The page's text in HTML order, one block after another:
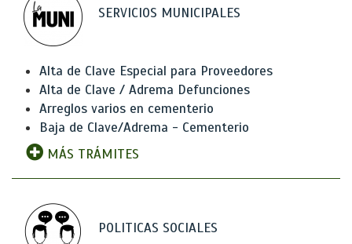
SERVICIOS MUNICIPALES
Alta de Clave Especial para Proveedores
Alta de Clave / Adrema Defunciones
Arreglos varios en cementerio
Baja de Clave/Adrema - Cementerio
MÁS TRÁMITES
POLITICAS SOCIALES